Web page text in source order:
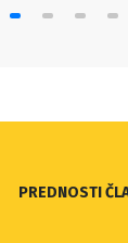
PREDNOSTI